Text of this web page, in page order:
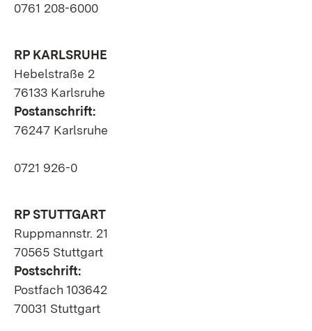
0761 208-6000
RP KARLSRUHE
Hebelstraße 2
76133 Karlsruhe
Postanschrift:
76247 Karlsruhe
0721 926-0
RP STUTTGART
Ruppmannstr. 21
70565 Stuttgart
Postschrift:
Postfach 103642
70031 Stuttgart